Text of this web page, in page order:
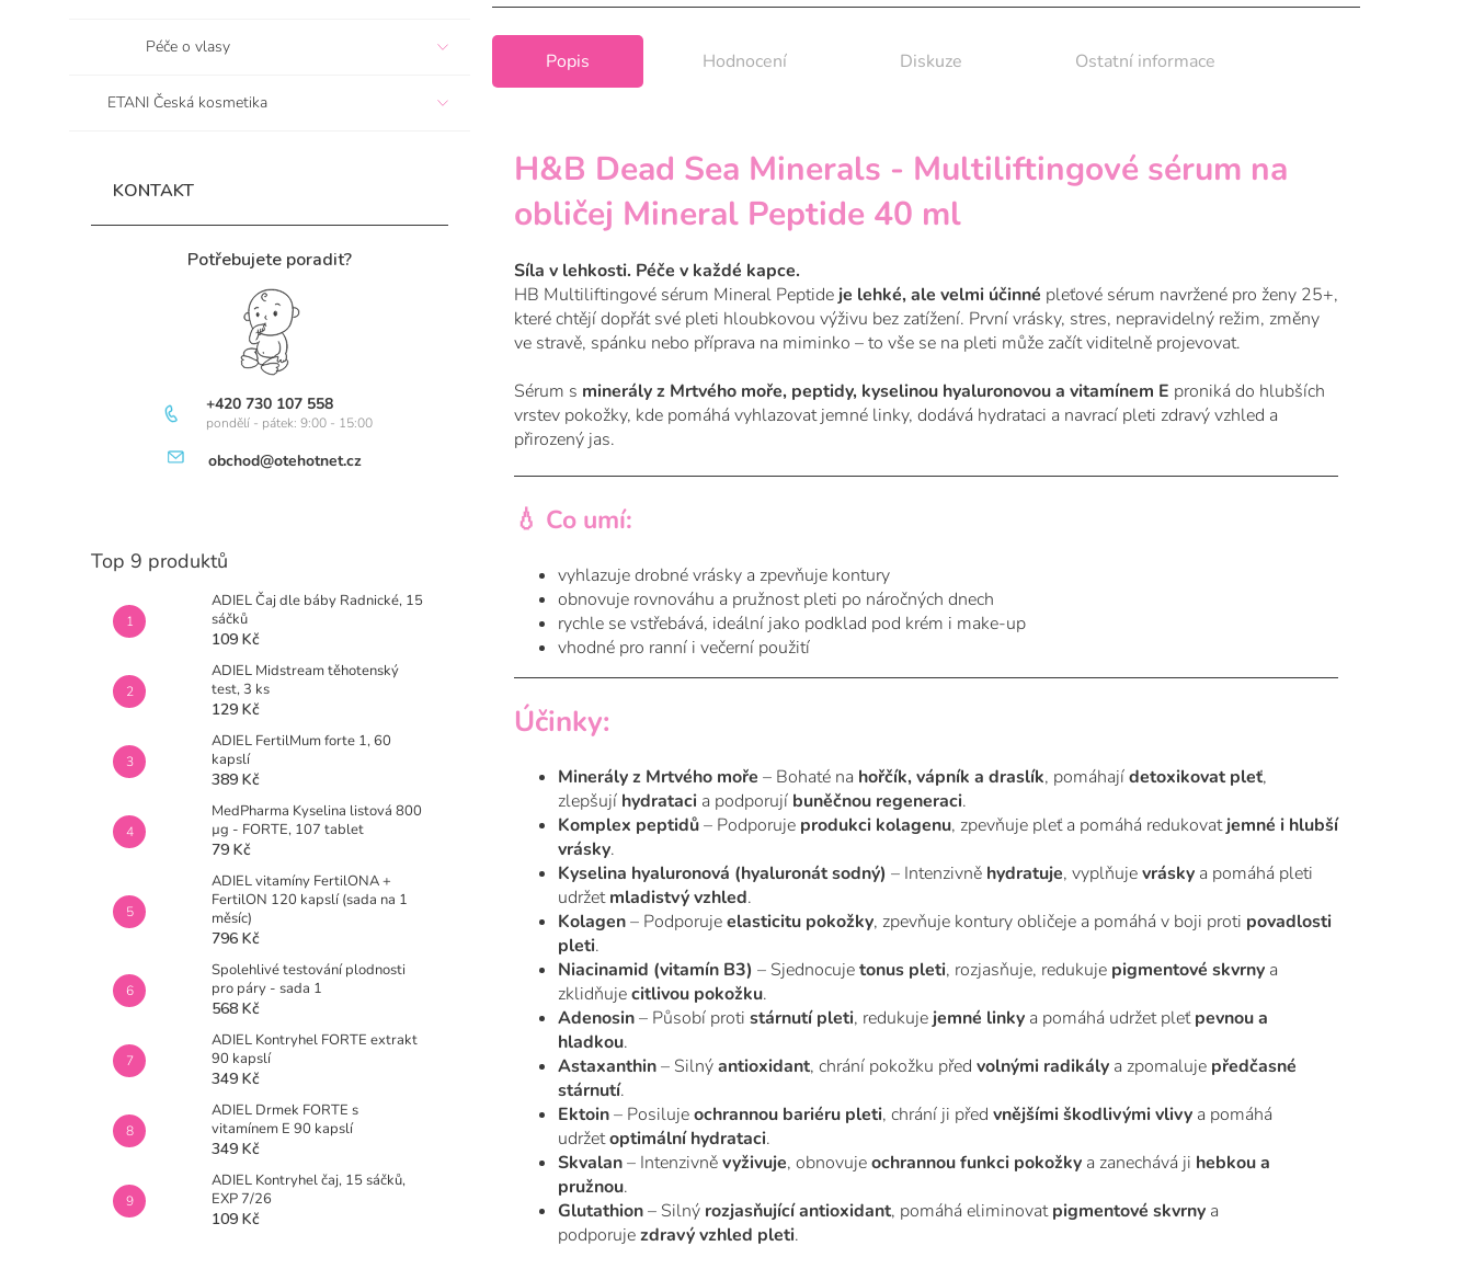
Péče o vlasy
ETANI Česká kosmetika
KONTAKT
Potřebujete poradit?
+420 730 107 558
pondělí - pátek: 9:00 - 15:00
obchod@otehotnet.cz
Top 9 produktů
ADIEL Čaj dle báby Radnické, 15
sáčků
109 Kč
ADIEL Midstream těhotenský
test, 3 ks
129 Kč
ADIEL FertilMum forte 1, 60
kapslí
389 Kč
MedPharma Kyselina listová 800
µg - FORTE, 107 tablet
79 Kč
ADIEL vitamíny FertilONA +
FertilON 120 kapslí (sada na 1
měsíc)
796 Kč
Spolehlivé testování plodnosti
pro páry - sada 1
568 Kč
ADIEL Kontryhel FORTE extrakt
90 kapslí
349 Kč
ADIEL Drmek FORTE s
vitamínem E 90 kapslí
349 Kč
ADIEL Kontryhel čaj, 15 sáčků,
EXP 7/26
109 Kč
Popis Hodnocení Diskuze Ostatní informace
H&B Dead Sea Minerals - Multiliftingové sérum na
obličej Mineral Peptide 40 ml
Síla v lehkosti. Péče v každé kapce.
HB Multiliftingové sérum Mineral Peptide je lehké, ale velmi účinné pleťové sérum navržené pro ženy 25+,
které chtějí dopřát své pleti hloubkovou výživu bez zatížení. První vrásky, stres, nepravidelný režim, změny
ve stravě, spánku nebo příprava na miminko – to vše se na pleti může začít viditelně projevovat.
Sérum s minerály z Mrtvého moře, peptidy, kyselinou hyaluronovou a vitamínem E proniká do hlubších
vrstev pokožky, kde pomáhá vyhlazovat jemné linky, dodává hydrataci a navrací pleti zdravý vzhled a
přirozený jas.
💧 Co umí:
vyhlazuje drobné vrásky a zpevňuje kontury
obnovuje rovnováhu a pružnost pleti po náročných dnech
rychle se vstřebává, ideální jako podklad pod krém i make-up
vhodné pro ranní i večerní použití
Účinky:
Minerály z Mrtvého moře – Bohaté na hořčík, vápník a draslík, pomáhajídetoxikovat pleť,
zlepšují hydrataci a podporují buněčnou regeneraci.
Komplex peptidů– Podporuje produkci kolagenu, zpevňuje pleť a pomáhá redukovat jemné i hlubší
vrásky.
Kyselina hyaluronová (hyaluronát sodný) – Intenzivně hydratuje, vyplňujevrásky a pomáhá pleti
udržet mladistvý vzhled.
Kolagen– Podporujeelasticitu pokožky, zpevňuje kontury obličeje a pomáhá v boji proti povadlosti
pleti.
Niacinamid (vitamín B3) – Sjednocujetonus pleti, rozjasňuje, redukuje pigmentové skvrny a
zklidňujecitlivou pokožku.
Adenosin– Působí proti stárnutí pleti, redukuje jemné linky a pomáhá udržet pleť pevnou a
hladkou.
Astaxanthin– Silnýantioxidant, chrání pokožku před volnými radikály a zpomaluje předčasné
stárnutí.
Ektoin– Posilujeochrannou bariéru pleti, chrání ji před vnějšími škodlivými vlivy a pomáhá
udržetoptimální hydrataci.
Skvalan– Intenzivněvyživuje, obnovujeochrannou funkci pokožky a zanechává ji hebkou a
pružnou.
Glutathion– Silný rozjasňující antioxidant, pomáhá eliminovat pigmentové skvrny a
podporujezdravý vzhled pleti.